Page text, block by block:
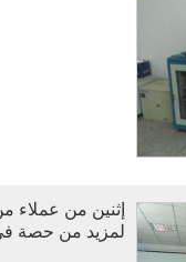
إثنين من عملاء
لمزيد من حصة